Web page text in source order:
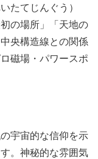
たてじんぐう）
の場所」「天地の
央構造線との関係
磁場・パワースポ
宇宙的な信仰を示
。神秘的な雰囲気